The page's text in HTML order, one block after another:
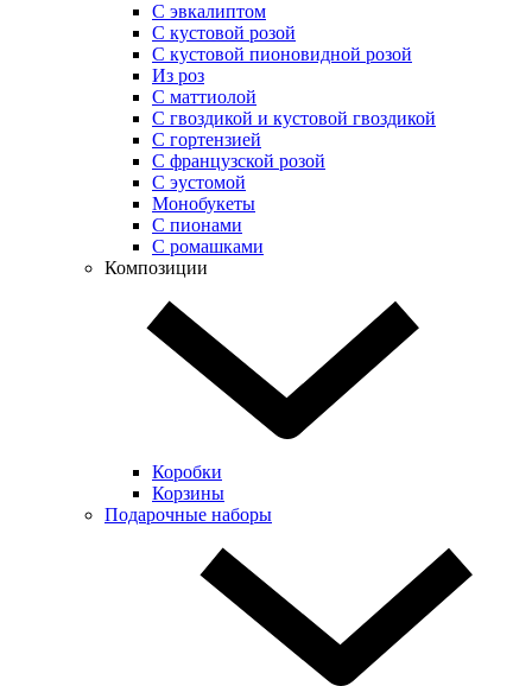
С эвкалиптом
С кустовой розой
С кустовой пионовидной розой
Из роз
С маттиолой
С гвоздикой и кустовой гвоздикой
С гортензией
С французской розой
С эустомой
Монобукеты
С пионами
С ромашками
Композиции
Коробки
Корзины
Подарочные наборы